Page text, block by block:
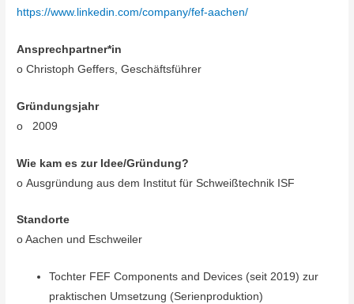
https://www.linkedin.com/company/fef-aachen/
Ansprechpartner*in
o Christoph Geffers, Geschäftsführer
Gründungsjahr
o 2009
Wie kam es zur Idee/Gründung?
o Ausgründung aus dem Institut für Schweißtechnik ISF
Standorte
o Aachen und Eschweiler
Tochter FEF Components and Devices (seit 2019) zur
praktischen Umsetzung (Serienproduktion)